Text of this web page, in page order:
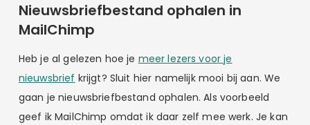
Nieuwsbriefbestand ophalen in
MailChimp
Heb je al gelezen hoe je meer lezers voor je
nieuwsbrief krijgt? Sluit hier namelijk mooi bij aan. We
gaan je nieuwsbriefbestand ophalen. Als voorbeeld
geef ik MailChimp omdat ik daar zelf mee werk. Je kan